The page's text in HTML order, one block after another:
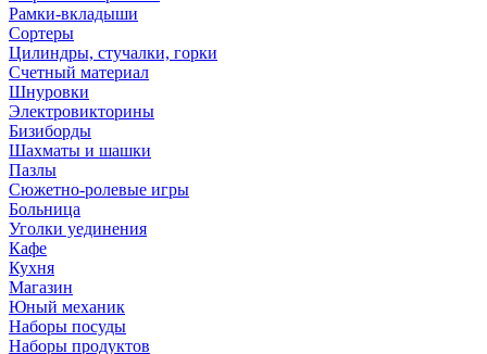
Рамки-вкладыши
Сортеры
Цилиндры, стучалки, горки
Счетный материал
Шнуровки
Электровикторины
Бизиборды
Шахматы и шашки
Пазлы
Сюжетно-ролевые игры
Больница
Уголки уединения
Кафе
Кухня
Магазин
Юный механик
Наборы посуды
Наборы продуктов